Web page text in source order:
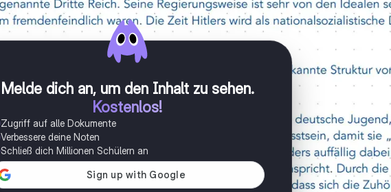
Melde dich an, um den Inhalt zu sehen.
Kostenlos!
Zugriff auf alle Dokumente
Verbessere deine Noten
Schließ dich Millionen Schülern an